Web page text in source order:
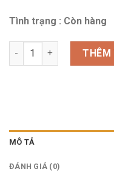
Tình trạng : Còn hàng
Đá thạch anh tại ĐàTHÊM
MÔ TẢ
ĐÁNH GIÁ (0)